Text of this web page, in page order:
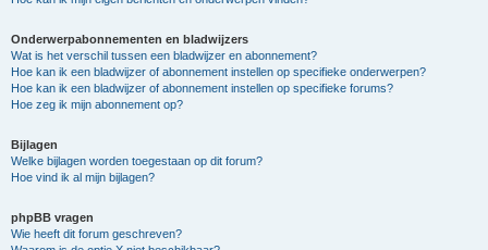
Onderwerpabonnementen en bladwijzers
Wat is het verschil tussen een bladwijzer en abonnement?
Hoe kan ik een bladwijzer of abonnement instellen op specifieke onderwerpen?
Hoe kan ik een bladwijzer of abonnement instellen op specifieke forums?
Hoe zeg ik mijn abonnement op?
Bijlagen
Welke bijlagen worden toegestaan op dit forum?
Hoe vind ik al mijn bijlagen?
phpBB vragen
Wie heeft dit forum geschreven?